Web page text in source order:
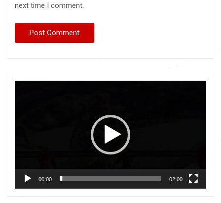
next time I comment.
00:00 02:00